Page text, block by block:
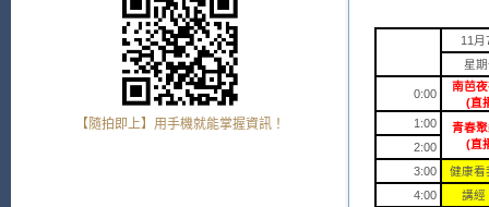
11月
星
0:00
南芭
(直
1:00
青春
(直
2:00
3:00
健康看
4:00
講經
【隨拍即上】用手機就能掌握資訊！